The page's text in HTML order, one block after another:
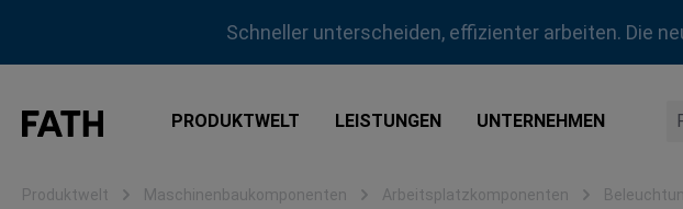
Zur Hauptnavigation springenSchneller unterscheiden, effizienter arbeiten. Die
PRODUKTWELT LEISTUNGEN UNTERNEHMEN
Produktwelt Maschinenbaukomponenten Arbeitsplatzkomponenten